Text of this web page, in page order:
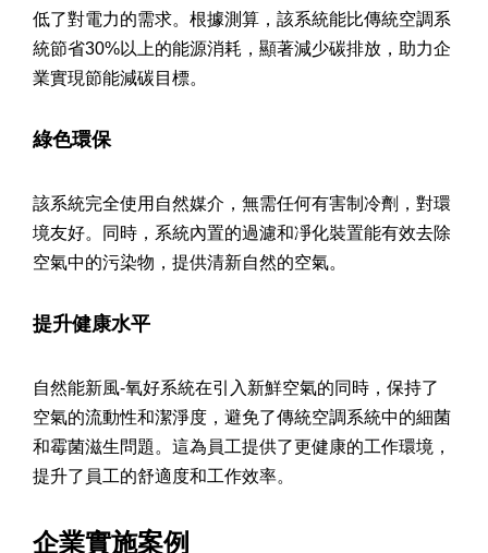
低了對電力的需求。根據測算，該系統能比傳統空調系
統節省30%以上的能源消耗，顯著減少碳排放，助力企
業實現節能減碳目標。
綠色環保
該系統完全使用自然媒介，無需任何有害制冷劑，對環
境友好。同時，系統內置的過濾和凈化裝置能有效去除
空氣中的污染物，提供清新自然的空氣。
提升健康水平
自然能新風-氧好系統在引入新鮮空氣的同時，保持了
空氣的流動性和潔淨度，避免了傳統空調系統中的細菌
和霉菌滋生問題。這為員工提供了更健康的工作環境，
提升了員工的舒適度和工作效率。
企業實施案例